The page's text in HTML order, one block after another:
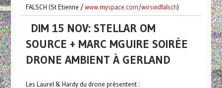
FALSCH (St Etienne /www.myspace.com/wirsindfalsch)
DIM 15 NOV: STELLAR OM
SOURCE + MARC MGUIRE SOIRÉE
DRONE AMBIENT À GERLAND
Les Laurel & Hardy du drone présentent :